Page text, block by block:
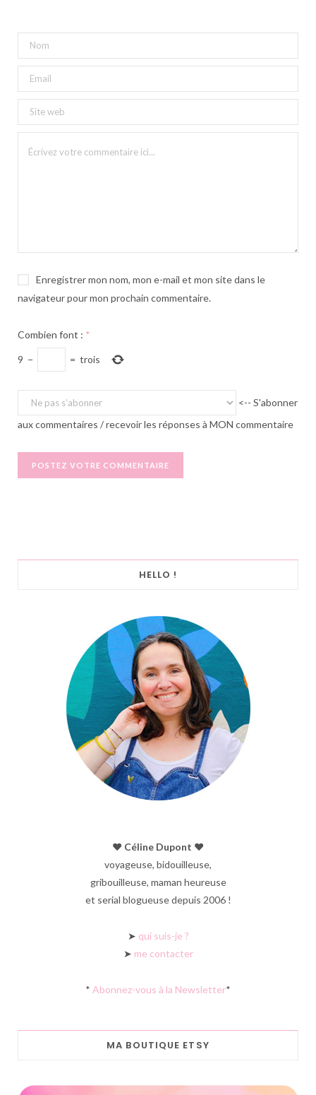
Enregistrer mon nom, mon e-mail et mon site dans le
navigateur pour mon prochain commentaire.
Combien font : *
9 − = trois
<-- S'abonner
aux commentaires / recevoir les réponses à MON commentaire
HELLO !
♥︎ Céline Dupont ♥︎
voyageuse, bidouilleuse,
gribouilleuse, maman heureuse
et serial blogueuse depuis 2006 !
➤ qui suis-je ?
➤ me contacter
* Abonnez-vous à la Newsletter*
MA BOUTIQUE ETSY